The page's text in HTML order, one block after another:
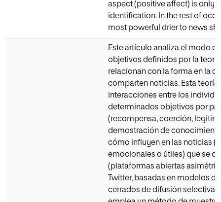
aspect (positive affect) is only
identification. In the rest of
most powerful drier to news
Este artículo analiza el modo
objetivos definidos por la
relacionan con la forma en la
comparten noticias. Esta teoría
interacciones entre los
determinados objetivos por
(recompensa, coerción,
demostración de
cómo influyen en las noticias
emocionales o útiles) que se
(plataformas abiertas
Twitter, basadas en modelos
cerrados de difusión selectiva